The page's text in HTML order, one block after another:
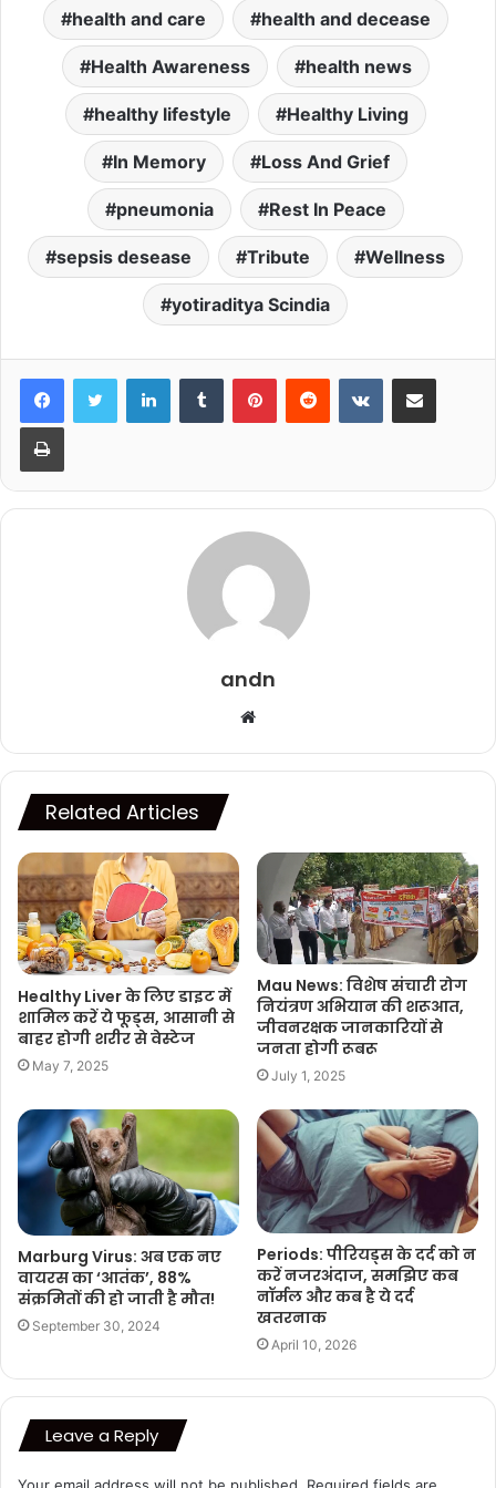
health and care health and decease
Health Awareness health news
healthy lifestyle Healthy Living
In Memory Loss And Grief
pneumonia Rest In Peace
sepsis desease Tribute Wellness
yotiraditya Scindia
LinkedInTumblr PinterestReddit VKontakteShare via Email
Print
andn
Website
Related Articles
Healthy Liver के लिए डाइट में
शामिल करें ये फूड्स, आसानी से
बाहर होगी शरीर से वेस्टेज
May 7, 2025
Mau News: विशेष संचारी रोग
नियंत्रण अभियान की शरूआत,
जीवनरक्षक जानकारियों से
जनता होगी रूबरू
July 1, 2025
Marburg Virus: अब एक नए
वायरस का ‘आतंक’, 88%
संक्रमितों की हो जाती है मौत!
September 30, 2024
Periods: पीरियड्स के दर्द को न
करें नजरअंदाज, समझिए कब
नॉर्मल और कब है ये दर्द
खतरनाक
April 10, 2026
Leave a Reply